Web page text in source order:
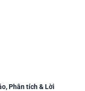
Phân tích & Lời